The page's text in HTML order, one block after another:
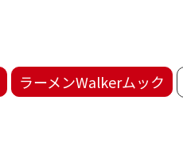
ラーメンWalkerムック